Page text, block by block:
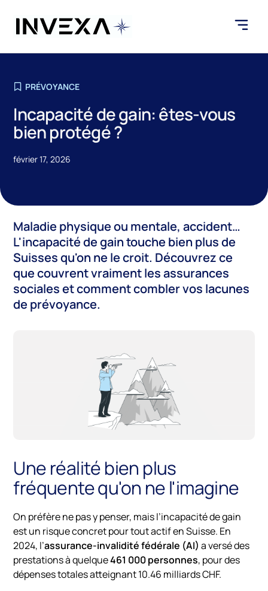
PRÉVOYANCE
Incapacité de gain: êtes-vous
bien protégé ?
février 17, 2026
Maladie physique ou mentale, accident…
L'incapacité de gain touche bien plus de
Suisses qu'on ne le croit. Découvrez ce
que couvrent vraiment les assurances
sociales et comment combler vos lacunes
de prévoyance.
Une réalité bien plus
fréquente qu'on ne l'imagine
On préfère ne pas y penser, mais l’incapacité de gain
est un risque concret pour tout actif en Suisse. En
2024, l’assurance-invalidité fédérale (AI) a versé des
prestations à quelque461 000 personnes, pour des
dépenses totales atteignant 10.46 milliards CHF.